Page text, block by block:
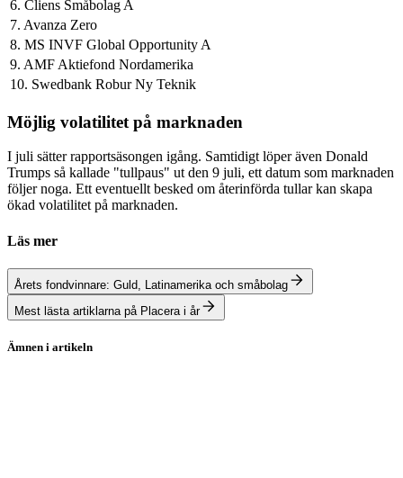
6. Cliens Småbolag A
7. Avanza Zero
8. MS INVF Global Opportunity A
9. AMF Aktiefond Nordamerika
10. Swedbank Robur Ny Teknik
Möjlig volatilitet på marknaden
I juli sätter rapportsäsongen igång. Samtidigt löper även Donald
Trumps så kallade "tullpaus" ut den 9 juli, ett datum som marknaden
följer noga. Ett eventuellt besked om återinförda tullar kan skapa
ökad volatilitet på marknaden.
Läs mer
Årets fondvinnare: Guld, Latinamerika och småbolag
Mest lästa artiklarna på Placera i år
Ämnen i artikeln